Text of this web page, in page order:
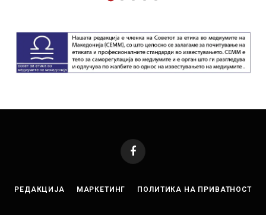
Facebook
РЕДАКЦИЈА МАРКЕТИНГ ПОЛИТИКА НА ПРИВАТНОСТ